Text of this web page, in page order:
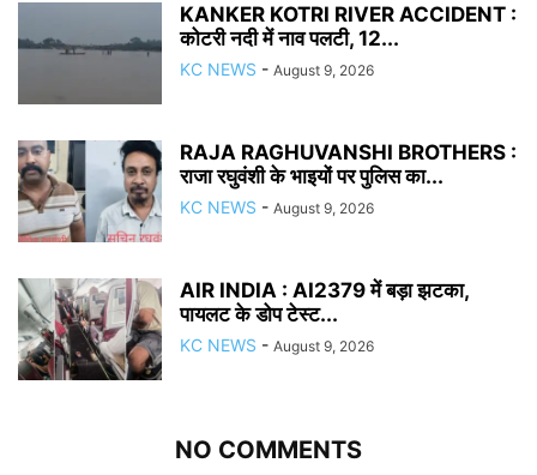
KANKER KOTRI RIVER ACCIDENT :
कोटरी नदी में नाव पलटी, 12...
KC NEWS - August 9, 2026
RAJA RAGHUVANSHI BROTHERS :
राजा रघुवंशी के भाइयों पर पुलिस का...
KC NEWS - August 9, 2026
AIR INDIA : AI2379 में बड़ा झटका,
पायलट के डोप टेस्ट...
KC NEWS - August 9, 2026
NO COMMENTS